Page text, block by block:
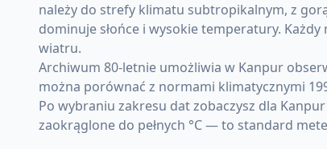
należy do strefy klimatu subtropikalnym, z
dominuje słońce i wysokie temperatury.
wiatru.
Archiwum 80-letnie umożliwia w Kanpur
można porównać z normami klimatycznymi
Po wybraniu zakresu dat zobaczysz dla
zaokrąglone do pełnych °C — to standard